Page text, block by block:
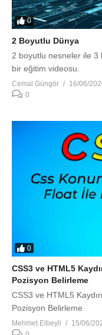
0
2 Boyutlu Dünya
2 boyutlu nesneler ile 3
bir eğitim videosu.
Cemal Güngör
16/06/
0
0
CSS3 ve HTML5
Pozisyon Belirleme
CSS3 ve HTML5
Pozisyon Belirleme
Mehmet Elbeyli
15/06/